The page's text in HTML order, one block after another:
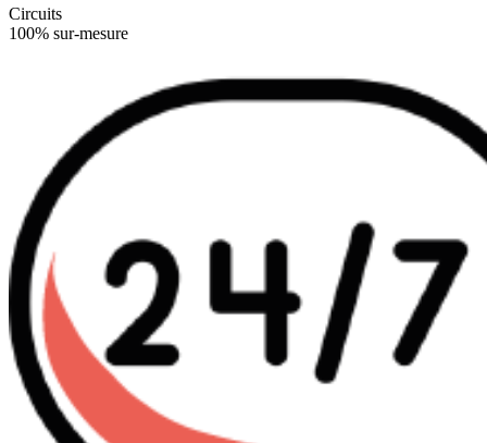
Circuits
100% sur-mesure